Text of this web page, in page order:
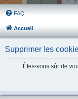
FAQ
Accueil
Supprimer les
Êtes-vous sûr de